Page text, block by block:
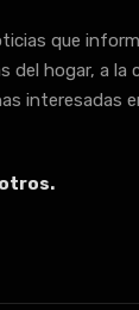
que
del hogar, a la
interesadas